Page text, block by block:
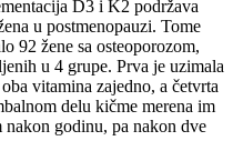
D3 i K2 podržava
u postmenopauzi. Tome
92 žene sa osteoporozom,
u 4 grupe. Prva je uzimala
vitamina zajedno, a četvrta
delu kičme merena im
nakon godinu, pa nakon dve